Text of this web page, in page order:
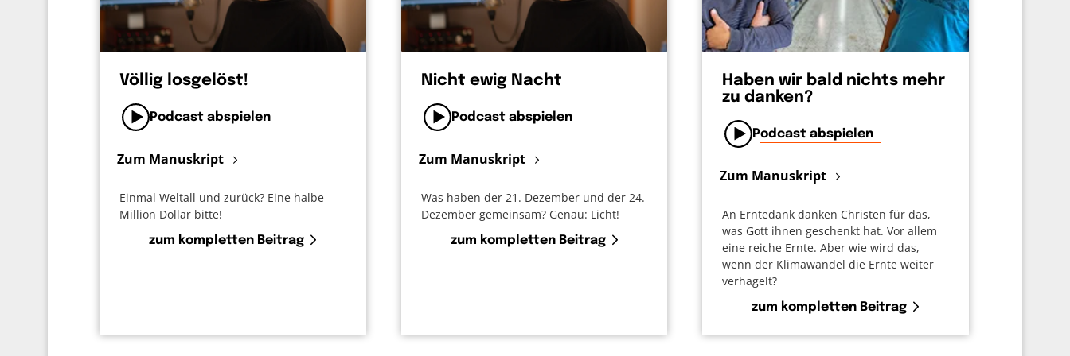
Völlig losgelöst!
Podcast abspielen
Zum Manuskript
Einmal Weltall und zurück? Eine halbe
Million Dollar bitte!
zum kompletten Beitrag
Nicht ewig Nacht
Podcast abspielen
Zum Manuskript
Was haben der 21. Dezember und der 24.
Dezember gemeinsam? Genau: Licht!
zum kompletten Beitrag
Haben wir bald nichts mehr
zu danken?
Podcast abspielen
Zum Manuskript
An Erntedank danken Christen für das,
was Gott ihnen geschenkt hat. Vor allem
eine reiche Ernte. Aber wie wird das,
wenn der Klimawandel die Ernte weiter
verhagelt?
zum kompletten Beitrag